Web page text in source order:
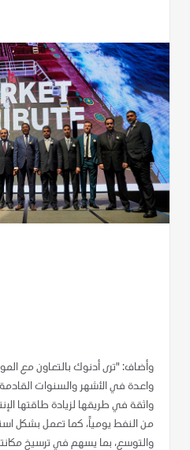
وأضاف: "ترى أدنوك بالتعاون مع
واعدة في الأشهر والسنوات
من النفط يومياً، كما تعمل بشكل
والتوسع، بما يسهم في ترسيخ